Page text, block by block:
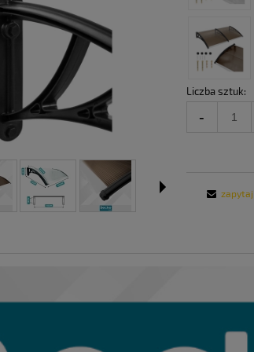
Liczba sztuk: